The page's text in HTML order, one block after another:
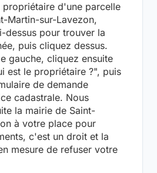
propriétaire d'une parcelle
Martin-sur-Lavezon,
dessus pour trouver la
puis cliquez dessus.
gauche, cliquez ensuite
est le propriétaire ?", puis
de demande
cadastrale. Nous
la mairie de Saint-
à votre place pour
c'est un droit et la
mesure de refuser votre